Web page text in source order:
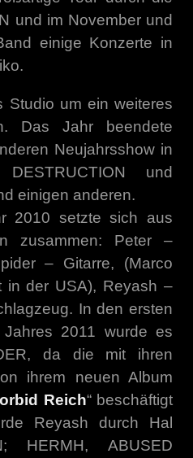
und im November und
einige Konzerte in
Studio um ein weiteres
Das Jahr beendete
Neujahrsshow in
und
einigen anderen.
2010 setzte sich aus
zusammen: Peter –
– Gitarre, (Marco
in der USA), Reyash –
In den ersten
2011 wurde es
da die mit ihren
ihrem neuen Album
Reich“ beschäftigt
Reyash durch Hal
HERMH, ABUSED